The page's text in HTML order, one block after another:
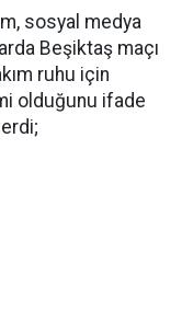
sosyal medya
Beşiktaş maçı
ruhu için
olduğunu ifade